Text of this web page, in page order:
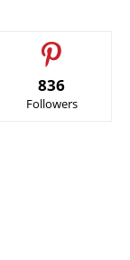
836
Followers